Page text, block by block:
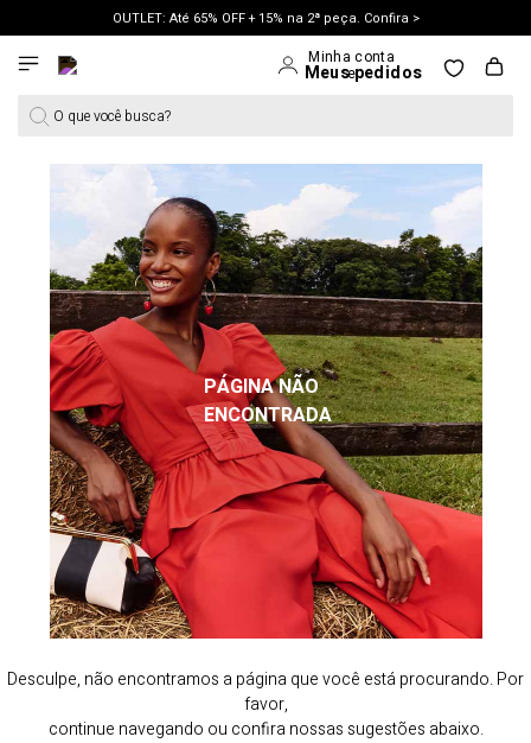
OUTLET: Até 65% OFF + 15% na 2ª peça. Confira >
O que você busca?
PÁGINA NÃO
ENCONTRADA
Desculpe, não encontramos a página que você está procurando. Por
favor,
continue navegando ou confira nossas sugestões abaixo.